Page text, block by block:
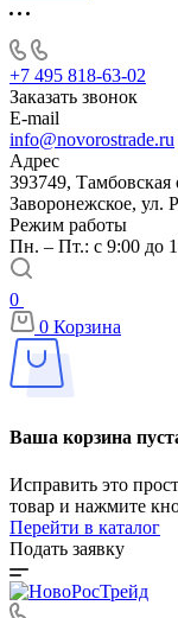
+7 495 818-63-02
Заказать звонок
E-mail
info@novorostrade.ru
Адрес
393749,
Заворонежское, ул.
Режим работы
Пн. – Пт.: с 9:00 до
0
0 Корзина
Ваша корзина
Исправить это
товар и нажмите
Перейти в каталог
Подать заявку